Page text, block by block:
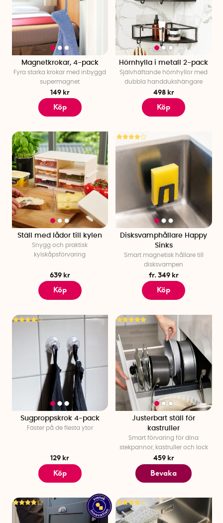
Magnetkrokar, 4-pack
Fyra starka krokar med inbyggd
supermagnet
149 kr
Köp
Hörnhylla i metall 2-pack
Självhäftande hörnhyllor med
dubbla handdukshängare
498 kr
Köp
Ställ med lådor till kylen
Snygg och praktisk
kylskåpsförvaring
639 kr
Köp
Disksvamphållare Happy
Sinks
Smart magnetisk hållare till
disksvampen
fr. 349 kr
Köp
Sugproppskrok 4-pack
Fäster på de flesta ytor
129 kr
Köp
Justerbart ställ för
kastruller
Smart förvaring för dina
stekpannor, kastruller och lock
459 kr
Bevaka